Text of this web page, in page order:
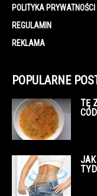
POLITYKA PRYWATNOŚCI
REGULAMIN
REKLAMA
POPULARNE
TĘ
JAK